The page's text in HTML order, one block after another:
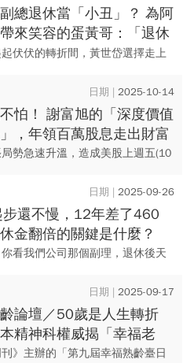
...
總退休當「小丑」？ 為阿
來笑容的蛋黃哥：「退休
，能開始做自己想要的
伏伏的轉折間，黃世岱選擇走上
小丑。他用幽默與熱情點亮年紀相
或年事更高的長輩...
2025-10-14
怕！ 謝富旭的「深度價值
，年領百萬股息走出財富
勢急速升溫，造成美股上週五(10
點。對多數短線投資人是一場恐慌
專注於...
2025-09-26
還不慢，12年差了460
金翻倍的關鍵是什麼？
你看我們公司那個副理，退休後天
老王一邊喝著咖啡，一邊跟我感
不想退休後，過得...
2025-09-17
論壇／50歲是人生轉折
精神科權威揭「幸福老
4策略：熟齡是夢想復活
》主辦的「第九屆幸福熟齡臺日